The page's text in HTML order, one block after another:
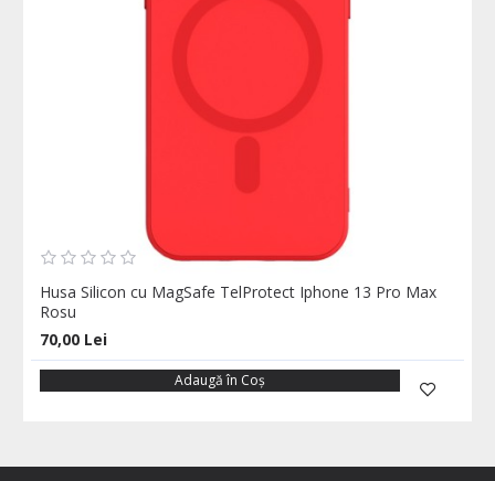
Husa Silicon cu MagSafe TelProtect Iphone 13 Pro Max
Rosu
70,00 Lei
Adaugă în Coş